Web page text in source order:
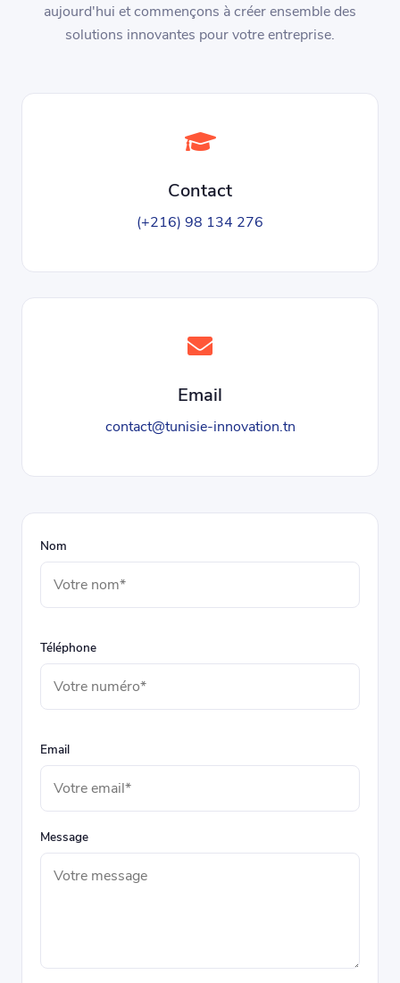
aujourd'hui et commençons à créer ensemble des
solutions innovantes pour votre entreprise.
Contact
(+216) 98 134 276
Email
contact@tunisie-innovation.tn
Nom
Téléphone
Email
Message